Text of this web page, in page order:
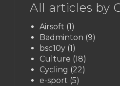
All articles by
Airsoft (1)
Badminton (9)
bsc10y (1)
Culture (18)
Cycling (22)
e-sport (5)